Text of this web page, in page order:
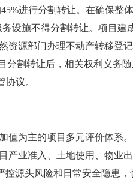
进行分割转让。在确保整
设施不得分割转让。项目建
资源部门办理不动产转移登
分割转让后，相关权利义务
议。
为主的项目多元评价体系。
产业准入、土地使用、物业
源头风险和日常安全隐患，